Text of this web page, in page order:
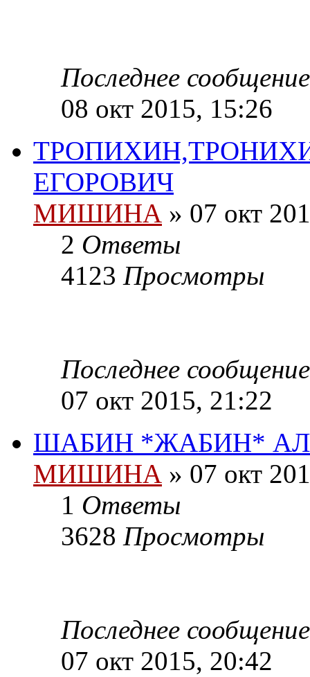
Последнее
08 окт 2015, 15:26
ЕГОРОВИЧ
МИШИНА » 07 окт
2 Ответы
4123 Просмотры
Последнее
07 окт 2015, 21:22
ШАБИН *ЖАБИН*
МИШИНА » 07 окт
1 Ответы
3628 Просмотры
Последнее
07 окт 2015, 20:42